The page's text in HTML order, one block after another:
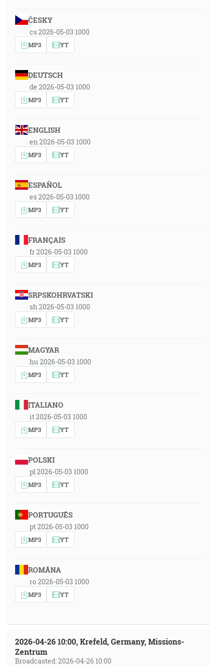
ČESKY
cs 2026-05-03 1000
MP3 YT
DEUTSCH
de 2026-05-03 1000
MP3 YT
ENGLISH
en 2026-05-03 1000
MP3 YT
ESPAÑOL
es 2026-05-03 1000
MP3 YT
FRANÇAIS
fr 2026-05-03 1000
MP3 YT
SRPSKOHRVATSKI
sh 2026-05-03 1000
MP3 YT
MAGYAR
hu 2026-05-03 1000
MP3 YT
ITALIANO
it 2026-05-03 1000
MP3 YT
POLSKI
pl 2026-05-03 1000
MP3 YT
PORTUGUÊS
pt 2026-05-03 1000
MP3 YT
ROMÂNA
ro 2026-05-03 1000
MP3 YT
2026-04-26 10:00, Krefeld, Germany, Missions-
Zentrum
Broadcasted: 2026-04-26 10:00